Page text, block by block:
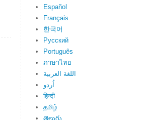
Español
Français
한국어
Русский
Português
ภาษาไทย
اللغة العربية
اُردو
हिन्दी
தமிழ்
తెలుగు